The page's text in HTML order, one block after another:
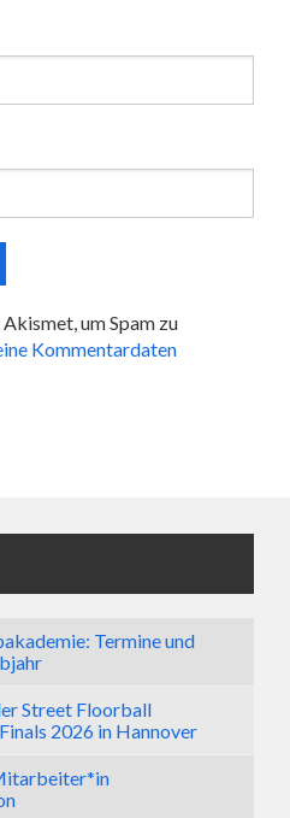
um Spam zu
Kommentardaten
Termine und
Street Floorball
2026 in Hannover